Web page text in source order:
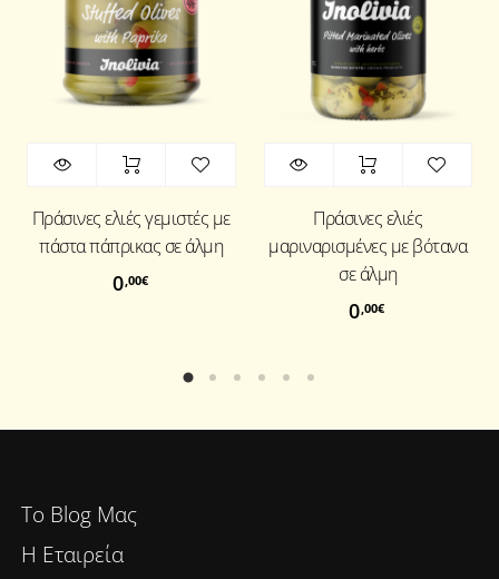
Πράσινες ελιές γεμιστές με
πάστα πάπρικας σε άλμη
0 ,00€
Πράσινες ελιές
μαριναρισμένες με βότανα
σε άλμη
0 ,00€
To Blog Μας
Η Εταιρεία